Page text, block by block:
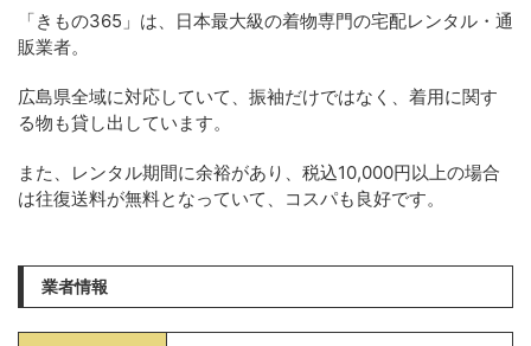
「きもの365」は、日本最大級の着物専門の宅配レンタル・通
販業者。
広島県全域に対応していて、振袖だけではなく、着用に関す
る物も貸し出しています。
また、レンタル期間に余裕があり、税込10,000円以上の場合
は往復送料が無料となっていて、コスパも良好です。
業者情報